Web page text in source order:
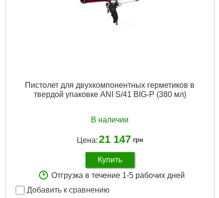
Пистолет для двухкомпонентных герметиков в
твердой упаковке ANI S/41 BIG-P (380 мл)
В наличии
Цена:21 147 грн
Купить
Отгрузка в течение 1-5 рабочих дней
Добавить к сравнению